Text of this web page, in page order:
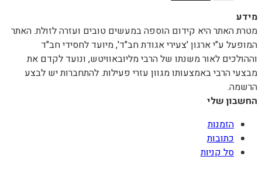
מידע
מטרת האתר היא קידום הוספה במעשים טובים ועזרה לזולת. האתר
המופעל ע"י ארגון 'צעירי אגודת חב"ד', מיועד לחסידי חב"ד
וההולכים לאור משנתו של הרבי מליובאוויטש, ונועד לקדם את
מבצעי הרבי באמצעותו מגוון עזרי פעילות. להתחברות יש לבצע
הרשמה.
החשבון שלי
הזמנות
כתובות
סל קניות